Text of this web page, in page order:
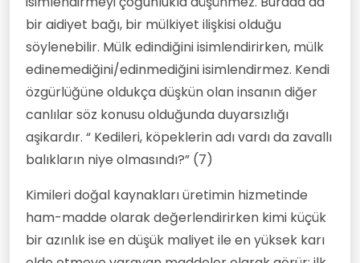
bir aidiyet bağı, bir mülkiyet ilişkisi olduğu
söylenebilir. Mülk edindiğini isimlendirirken, mülk
edinemediğini/edinmediğini isimlendirmez. Kendi
özgürlüğüne oldukça düşkün olan insanın diğer
canlılar söz konusu olduğunda duyarsızlığı
aşikardır. “ Kedileri, köpeklerin adı vardı da zavallı
balıkların niye olmasındı?” (7)
Kimileri doğal kaynakları üretimin hizmetinde
ham-madde olarak değerlendirirken kimi küçük
bir azınlık ise en düşük maliyet ile en yüksek karı